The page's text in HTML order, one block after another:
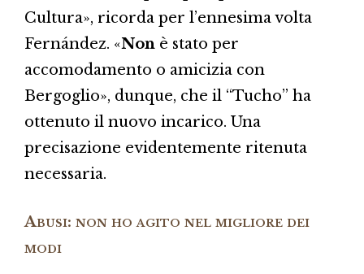
Cultura», ricorda per l’ennesima volta
Fernández. «Non è stato per
accomodamento o amicizia con
Bergoglio», dunque, che il “Tucho” ha
ottenuto il nuovo incarico. Una
precisazione evidentemente ritenuta
necessaria.
Abusi: non ho agito nel migliore dei
modi